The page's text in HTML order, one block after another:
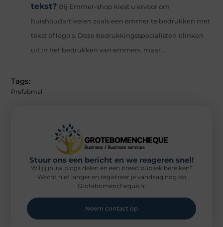
tekst? Bij Emmer-shop kiest u ervoor om
huishoudartikelen zoals een emmer te bedrukken met
tekst of logo’s. Deze bedrukkingsspecialisten blinken
uit in het bedrukken van emmers, maar...
Tags:
Prefabmal
Stuur ons een bericht en we reageren snel!
Wil jij jouw blogs delen en een breed publiek bereiken?
Wacht niet langer en registreer je vandaag nog op
Grotebomencheque.nl
Neem contact op